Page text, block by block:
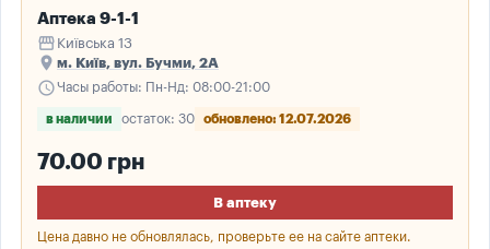
Аптека 9-1-1
storefront Київська 13
place м. Київ, вул. Бучми, 2А
scheduleЧасы работы: Пн-Нд: 08:00-21:00
в наличии остаток: 30 обновлено: 12.07.2026
70.00 грн
В аптеку
Цена давно не обновлялась, проверьте ее на сайте аптеки.